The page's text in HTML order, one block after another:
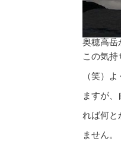
奥穂高岳
この気
（笑）
ますが
れば何
ません